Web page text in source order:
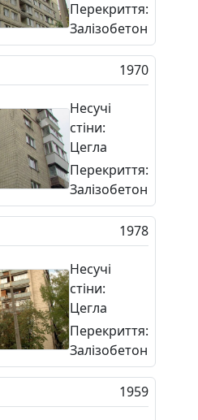
Перекриття:
Залізобетон
1970
Несучі
стіни:
Цегла
Перекриття:
Залізобетон
1978
Несучі
стіни:
Цегла
Перекриття:
Залізобетон
1959